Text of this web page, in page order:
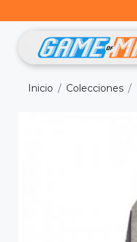
Inicio Colecciones